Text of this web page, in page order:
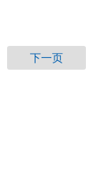
下一页